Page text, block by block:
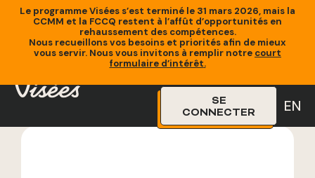
Le programme Visées s’est terminé le 31 mars 2026, mais la
CCMM et la FCCQ restent à l’affût d’opportunités en
rehaussement des compétences.
Nous recueillons vos besoins et priorités afin de mieux
vous servir. Nous vous invitons à remplir notre court
formulaire d’intérêt.
SE
CONNECTER
EN
Accueil» Formations» Concevoir de nouveaux produits ou
procédés de fabrication (ingénierie et recherche) – Niveau